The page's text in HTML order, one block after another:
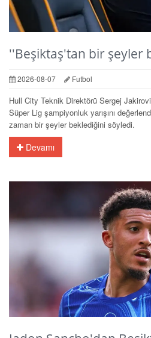
''Beşiktaş'tan bir şeyler
2026-08-07 Futbol
Hull City Teknik Direktörü Sergej
Süper Lig şampiyonluk yarışını
zaman bir şeyler beklediğini söyledi.
Devamı